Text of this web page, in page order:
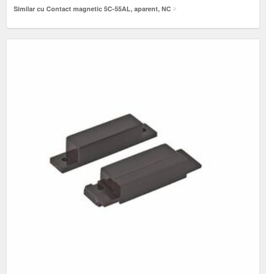
Similar cu Contact magnetic 5C-55AL, aparent, NC